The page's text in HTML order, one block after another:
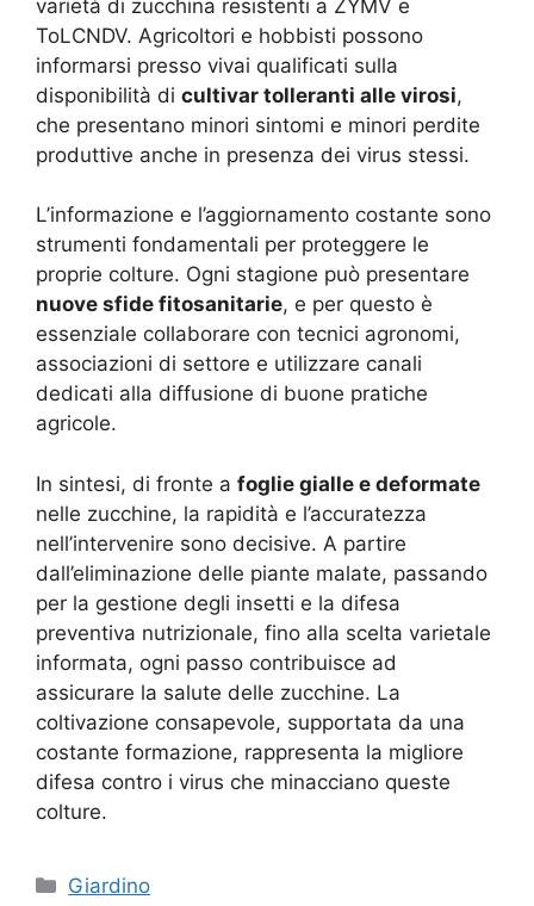
varietà di zucchina resistenti a ZYMV e
ToLCNDV. Agricoltori e hobbisti possono
informarsi presso vivai qualificati sulla
disponibilità di cultivar tolleranti alle virosi,
che presentano minori sintomi e minori perdite
produttive anche in presenza dei virus stessi.
L’informazione e l’aggiornamento costante sono
strumenti fondamentali per proteggere le
proprie colture. Ogni stagione può presentare
nuove sfide fitosanitarie, e per questo è
essenziale collaborare con tecnici agronomi,
associazioni di settore e utilizzare canali
dedicati alla diffusione di buone pratiche
agricole.
In sintesi, di fronte a foglie gialle e deformate
nelle zucchine, la rapidità e l’accuratezza
nell’intervenire sono decisive. A partire
dall’eliminazione delle piante malate, passando
per la gestione degli insetti e la difesa
preventiva nutrizionale, fino alla scelta varietale
informata, ogni passo contribuisce ad
assicurare la salute delle zucchine. La
coltivazione consapevole, supportata da una
costante formazione, rappresenta la migliore
difesa contro i virus che minacciano queste
colture.
Categorie
Giardino